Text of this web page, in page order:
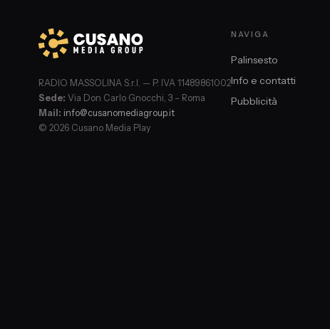
RADIO MASSOLINA S.r.l. — P. IVA 11489861002
Sede: Via Don Carlo Gnocchi, 3 – Roma
Mail: info@cusanomediagroup.it
© 2026 Cusano Media Play
NAVIGA
Palinsesto
Info e contatti
Pubblicità